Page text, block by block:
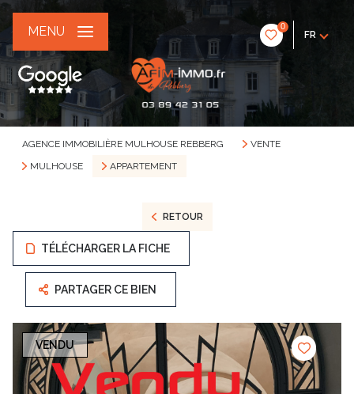
0
FR
MENU
AGENCE IMMOBILIÈRE MULHOUSE REBBERG
VENTE
MULHOUSE
APPARTEMENT
RETOUR
TÉLÉCHARGER LA FICHE
PARTAGER CE BIEN
VENDU